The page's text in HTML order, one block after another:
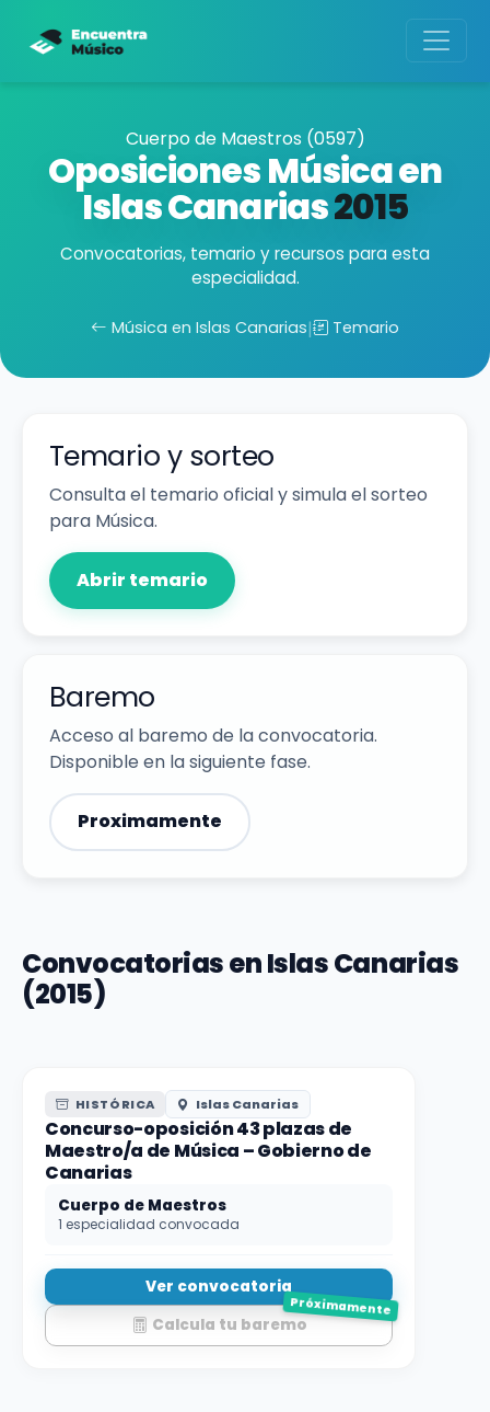
Cuerpo de Maestros (0597)
Oposiciones Música en
Islas Canarias2015
Convocatorias, temario y recursos para esta
especialidad.
Música en Islas Canarias| Temario
Temario y sorteo
Consulta el temario oficial y simula el sorteo
para Música.
Abrir temario
Baremo
Acceso al baremo de la convocatoria.
Disponible en la siguiente fase.
Proximamente
Convocatorias en Islas Canarias
(2015)
HISTÓRICA Islas Canarias
Concurso-oposición 43 plazas de
Maestro/a de Música – Gobierno de
Canarias
Cuerpo de Maestros
1 especialidad convocada
Ver convocatoria
Calcula tu baremo
Próximamente